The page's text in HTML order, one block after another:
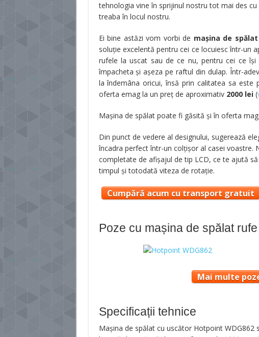
tehnologia vine în sprijinul nostru tot mai des
treaba în locul nostru.
Ei bine astăzi vom vorbi de mașina de
soluție excelentă pentru cei ce locuiesc într-un
rufele la uscat sau de ce nu, pentru cei ce
împacheta și așeza pe raftul din dulap. Într-
la îndemâna oricui, însă prin calitatea sa
oferta emag la un preț de aproximativ2000 lei(
Mașina de spălat poate fi găsită și în oferta
Din punct de vedere al designului, sugerează
încadra perfect într-un colțișor al casei
completate de afișajul de tip LCD, ce te ajută
timpul și totodată viteza de rotație.
Cumpără acum cu transport gratuit
Poze cu mașina de spălat
Mai multe
Specificații tehnice
Mașina de spălat cu uscător Hotpoint WDG862